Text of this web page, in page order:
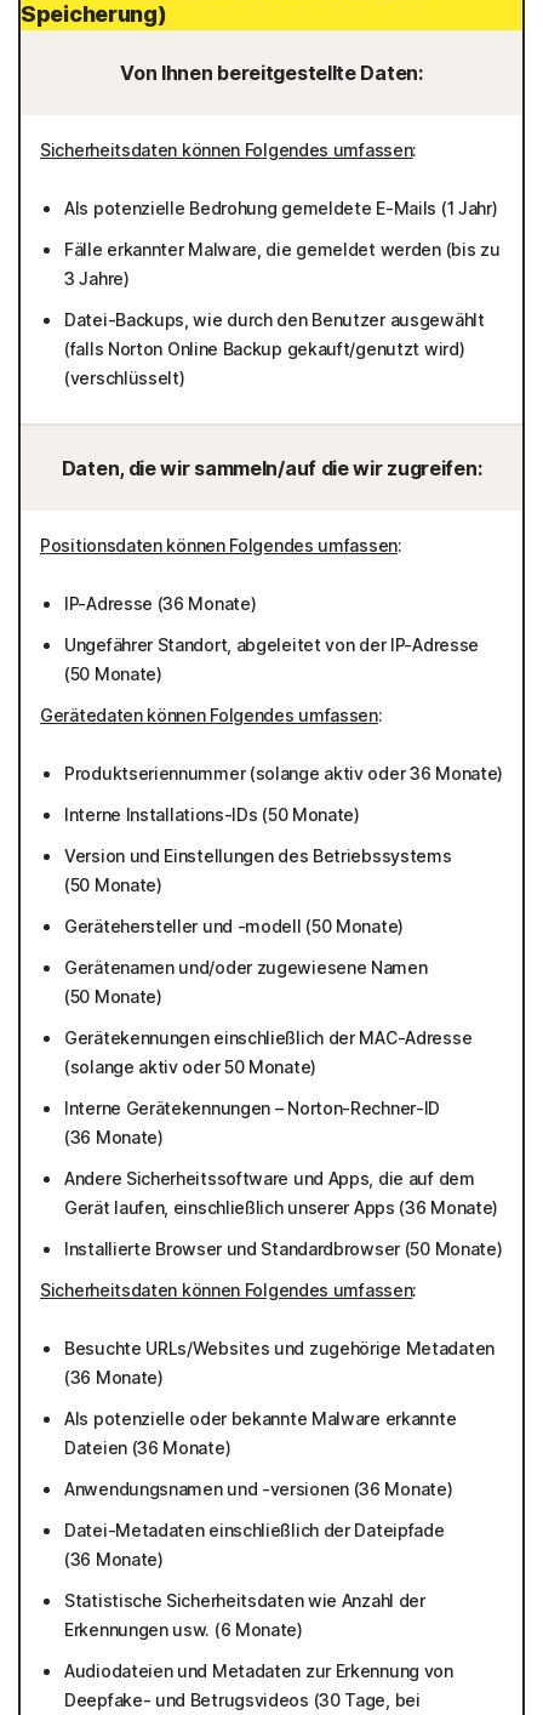
Speicherung)
Von Ihnen bereitgestellte Daten:
Sicherheitsdaten können Folgendes umfassen:
Als potenzielle Bedrohung gemeldete E-Mails (1 Jahr)
Fälle erkannter Malware, die gemeldet werden (bis zu
3 Jahre)
Datei-Backups, wie durch den Benutzer ausgewählt
(falls Norton Online Backup gekauft/genutzt wird)
(verschlüsselt)
Daten, die wir sammeln/auf die wir zugreifen:
Positionsdaten können Folgendes umfassen:
IP-Adresse (36 Monate)
Ungefährer Standort, abgeleitet von der IP-Adresse
(50 Monate)
Gerätedaten können Folgendes umfassen:
Produktseriennummer (solange aktiv oder 36 Monate)
Interne Installations-IDs (50 Monate)
Version und Einstellungen des Betriebssystems
(50 Monate)
Gerätehersteller und -modell (50 Monate)
Gerätenamen und/oder zugewiesene Namen
(50 Monate)
Gerätekennungen einschließlich der MAC-Adresse
(solange aktiv oder 50 Monate)
Interne Gerätekennungen – Norton-Rechner-ID
(36 Monate)
Andere Sicherheitssoftware und Apps, die auf dem
Gerät laufen, einschließlich unserer Apps (36 Monate)
Installierte Browser und Standardbrowser (50 Monate)
Sicherheitsdaten können Folgendes umfassen:
Besuchte URLs/Websites und zugehörige Metadaten
(36 Monate)
Als potenzielle oder bekannte Malware erkannte
Dateien (36 Monate)
Anwendungsnamen und -versionen (36 Monate)
Datei-Metadaten einschließlich der Dateipfade
(36 Monate)
Statistische Sicherheitsdaten wie Anzahl der
Erkennungen usw. (6 Monate)
Audiodateien und Metadaten zur Erkennung von
Deepfake- und Betrugsvideos (30 Tage, bei